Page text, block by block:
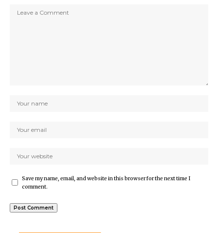
Save my name, email, and website in this browser for the next time I
comment.